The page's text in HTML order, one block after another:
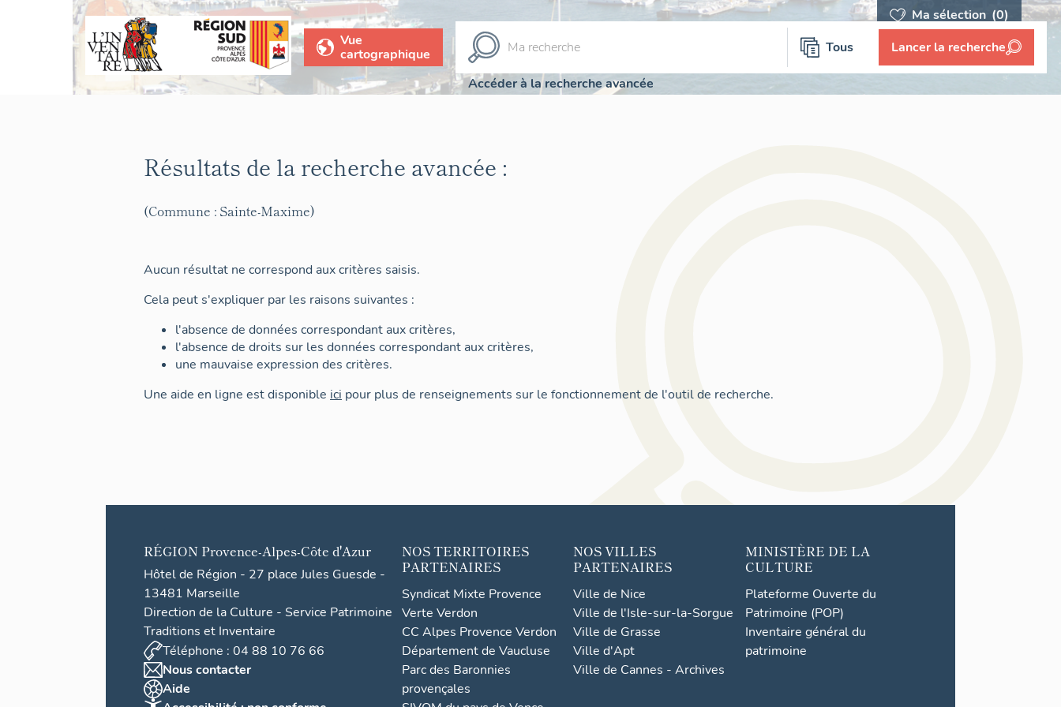
Ma sélection (0)
Vue
cartographique
Tous Lancer la recherche
Accéder à la recherche avancée
Résultats de la recherche avancée :
(Commune : Sainte-Maxime)
Aucun résultat ne correspond aux critères saisis.
Cela peut s'expliquer par les raisons suivantes :
l'absence de données correspondant aux critères,
l'absence de droits sur les données correspondant aux critères,
une mauvaise expression des critères.
Une aide en ligne est disponible ici pour plus de renseignements sur le fonctionnement de l'outil de recherche.
RÉGION Provence-Alpes-Côte d'Azur
Hôtel de Région - 27 place Jules Guesde -
13481 Marseille
Direction de la Culture - Service Patrimoine
Traditions et Inventaire
Téléphone : 04 88 10 76 66
Nous contacter
Aide
NOS TERRITOIRES
PARTENAIRES
Syndicat Mixte Provence
Verte Verdon
CC Alpes Provence Verdon
Département de Vaucluse
Parc des Baronnies
provençales
NOS VILLES
PARTENAIRES
Ville de Nice
Ville de l'Isle-sur-la-Sorgue
Ville de Grasse
Ville d'Apt
Ville de Cannes - Archives
MINISTÈRE DE LA
CULTURE
Plateforme Ouverte du
Patrimoine (POP)
Inventaire général du
patrimoine